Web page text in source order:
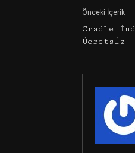
Önceki İçerik
Cradle
Ücretsiz